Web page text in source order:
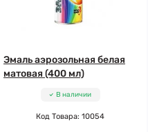
Эмаль аэрозольная белая
матовая (400 мл)
В наличии
Код Товара: 10054